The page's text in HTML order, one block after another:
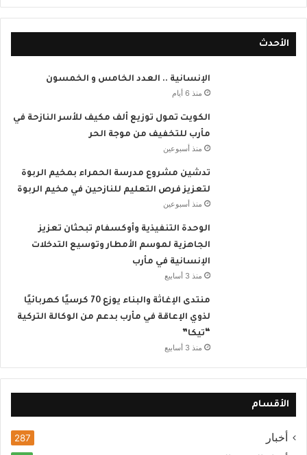
الأحدث
الإنسانية .. العدد الخامس و الخمسون
منذ 6 أيام
الكويت تمول توزيع ألف مكيف للأسر النازحة في
مأرب للتخفيف من موجة الحر
منذ أسبوعين
تدشين مشروع مدرسة الحمراء بمخيم الربوة
لتعزيز فرص التعليم للنازحين في مخيم الربوة
منذ أسبوعين
الوحدة التنفيذية وأوكسفام تبحثان تعزيز
الجاهزية لموسم الأمطار وتوسيع التدخلات
الإنسانية في مأرب
منذ 3 أسابيع
منتدى الإغاثة والبناء يوزع 70 كرسيًا كهربائيًا
لذوي الإعاقة في مأرب بدعم من الوكالة التركية
“تيكا”
منذ 3 أسابيع
الأقسام
أخبار 287